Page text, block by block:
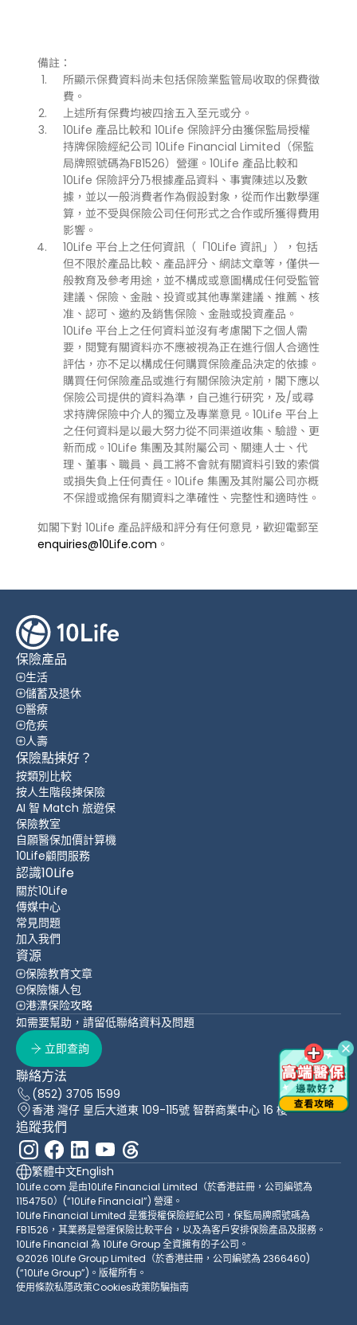
備註：
所顯示保費資料尚未包括保險業監管局收取的保費徵
費。
上述所有保費均被四捨五入至元或分。
10Life 產品比較和 10Life 保險評分由獲保監局授權
持牌保險經紀公司 10Life Financial Limited（保監
局牌照號碼為FB1526）營運。10Life 產品比較和
10Life 保險評分乃根據產品資料、事實陳述以及數
據，並以一般消費者作為假設對象，從而作出數學運
算，並不受與保險公司任何形式之合作或所獲得費用
影響。
10Life 平台上之任何資訊（「10Life 資訊」），包括
但不限於產品比較、產品評分、網誌文章等，僅供一
般教育及參考用途，並不構成或意圖構成任何受監管
建議、保險、金融、投資或其他專業建議、推薦、核
准、認可、邀約及銷售保險、金融或投資產品。
10Life 平台上之任何資料並沒有考慮閣下之個人需
要，閱覽有關資料亦不應被視為正在進行個人合適性
評估，亦不足以構成任何購買保險產品決定的依據。
購買任何保險產品或進行有關保險決定前，閣下應以
保險公司提供的資料為準，自己進行研究，及/或尋
求持牌保險中介人的獨立及專業意見。10Life 平台上
之任何資料是以最大努力從不同渠道收集、驗證、更
新而成。10Life 集團及其附屬公司、關連人士、代
理、董事、職員、員工將不會就有關資料引致的索償
或損失負上任何責任。10Life 集團及其附屬公司亦概
不保證或擔保有關資料之準確性、完整性和適時性。
如閣下對 10Life 產品評級和評分有任何意見，歡迎電郵至
enquiries@10Life.com 。
保險產品
生活
儲蓄及退休
醫療
危疾
人壽
保險點揀好？
按類別比較
按人生階段揀保險
AI 智 Match 旅遊保
保險教室
自願醫保加價計算機
10Life顧問服務
認識10Life
關於10Life
傳媒中心
常見問題
加入我們
資源
保險教育文章
保險懶人包
港漂保险攻略
如需要幫助，請留低聯絡資料及問題
立即查詢
聯絡方法
(852) 3705 1599
香港 灣仔 皇后大道東 109-115號 智群商業中心 16 樓
追蹤我們
繁體中文English
10Life.com 是由10Life Financial Limited（於香港註冊，公司編號為
1154750）(“10Life Financial”) 營運。
10Life Financial Limited 是獲授權保險經紀公司，保監局牌照號碼為
FB1526，其業務是營運保險比較平台，以及為客戶安排保險產品及服務。
10Life Financial 為 10Life Group 全資擁有的子公司。
©2026 10Life Group Limited（於香港註冊，公司編號為 2366460)
(“10Life Group”)。版權所有。
使用條款私隱政策Cookies政策防騙指南